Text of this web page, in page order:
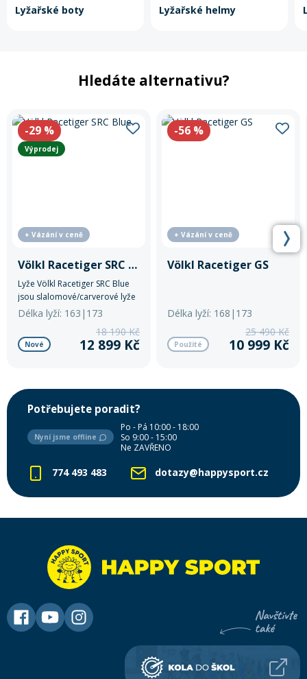
Lyžařské boty Lyžařské helmy
Hledáte alternativu?
-29 %
Výprodej
+ Vázání v ceně
Völkl Racetiger SRC Blue
Lyže Völkl Racetiger SRC Blue
jsou slalomové/carverové lyže
pro pokročilé lyžaře.
Délka lyží: 163|173
Nové
18 190 Kč
12 899 Kč
-56 %
+ Vázání v ceně
Völkl Racetiger GS
Délka lyží: 168|173
Použité
25 490 Kč
10 999 Kč
Potřebujete poradit?
Nyní jsme offline
Po - Pá 10:00 - 18:00
So 9:00 - 15:00
Ne ZAVŘENO
774 493 483 dotazy@happysport.cz